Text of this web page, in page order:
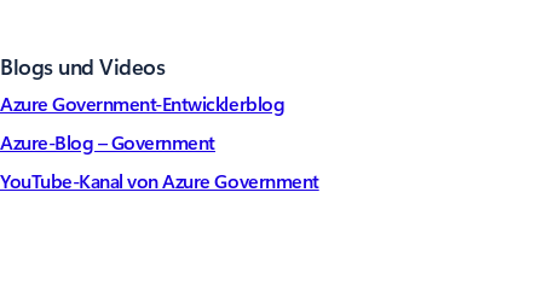
Blogs und Videos
Azure Government-Entwicklerblog
Azure-Blog – Government
YouTube-Kanal von Azure Government